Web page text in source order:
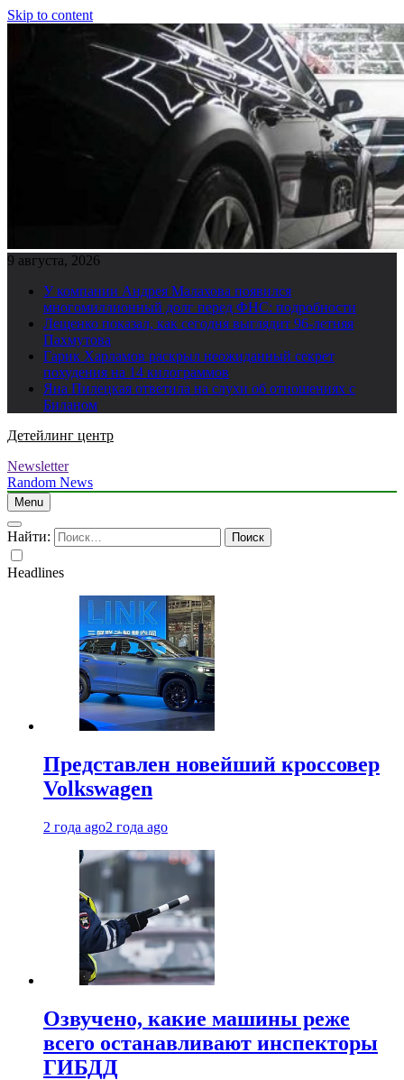
Skip to content
9 августа, 2026
У компании Андрея Малахова появился
многомиллионный долг перед ФНС: подробности
Лещенко показал, как сегодня выглядит 96-летняя
Пахмутова
Гарик Харламов раскрыл неожиданный секрет
похудения на 14 килограммов
Яна Пилецкая ответила на слухи об отношениях с
Биланом
Детейлинг центр
Newsletter
Random News
Menu
Найти:
Headlines
Представлен новейший кроссовер
Volkswagen
2 года ago2 года ago
Озвучено, какие машины реже
всего останавливают инспекторы
ГИБДД